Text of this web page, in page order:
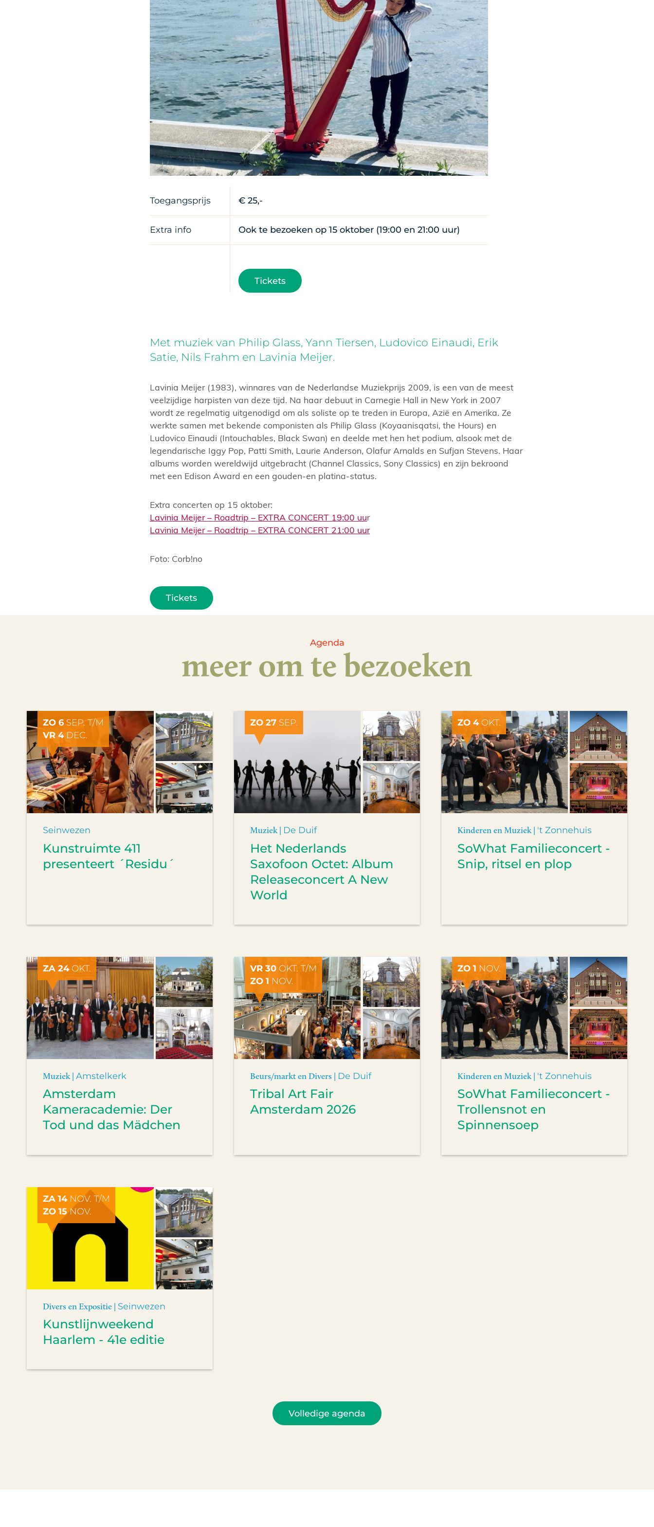
Toegangsprijs € 25,-
Extra info Ook te bezoeken op 15 oktober (19:00 en 21:00 uur)
Tickets
Met muziek van Philip Glass, Yann Tiersen, Ludovico Einaudi, Erik
Satie, Nils Frahm en Lavinia Meijer.
Lavinia Meijer (1983), winnares van de Nederlandse Muziekprijs 2009, is een van de meest
veelzijdige harpisten van deze tijd. Na haar debuut in Carnegie Hall in New York in 2007
wordt ze regelmatig uitgenodigd om als soliste op te treden in Europa, Azië en Amerika. Ze
werkte samen met bekende componisten als Philip Glass (Koyaanisqatsi, the Hours) en
Ludovico Einaudi (Intouchables, Black Swan) en deelde met hen het podium, alsook met de
legendarische Iggy Pop, Patti Smith, Laurie Anderson, Olafur Arnalds en Sufjan Stevens. Haar
albums worden wereldwijd uitgebracht (Channel Classics, Sony Classics) en zijn bekroond
met een Edison Award en een gouden-en platina-status.
Extra concerten op 15 oktober:
Lavinia Meijer – Roadtrip – EXTRA CONCERT 19:00 uur
Lavinia Meijer – Roadtrip – EXTRA CONCERT 21:00 uur
Foto: Corb!no
Tickets
Agenda
meer om te bezoeken
ZO 6 SEP. T/M
VR 4DEC.
Seinwezen
Kunstruimte 411
presenteert ´Residu´
ZO 27SEP.
Muziek | De Duif
Het Nederlands
Saxofoon Octet: Album
Releaseconcert A New
World
ZO 4OKT.
Kinderen en Muziek | 't Zonnehuis
SoWhat Familieconcert -
Snip, ritsel en plop
ZA 24OKT.
Muziek | Amstelkerk
Amsterdam
Kameracademie: Der
Tod und das Mädchen
VR 30OKT. T/M
ZO 1 NOV.
Beurs/markt en Divers | De Duif
Tribal Art Fair
Amsterdam 2026
ZO 1 NOV.
Kinderen en Muziek | 't Zonnehuis
SoWhat Familieconcert -
Trollensnot en
Spinnensoep
ZA 14NOV. T/M
ZO 15NOV.
Divers en Expositie | Seinwezen
Kunstlijnweekend
Haarlem - 41e editie
Volledige agenda